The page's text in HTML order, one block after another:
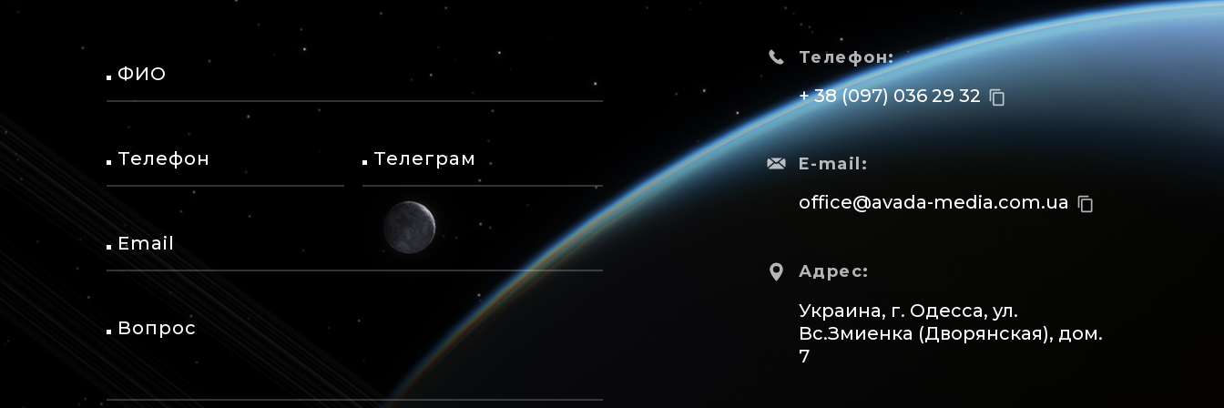
ФИО
Телефон Телеграм
Email
Вопрос
Телефон:
+ 38 (097) 036 29 32 content_copy
E-mail:
office@avada-media.com.ua content_copy
Адрес:
Украина, г. Одесса, ул.
Вс.Змиенка (Дворянская), дом.
7